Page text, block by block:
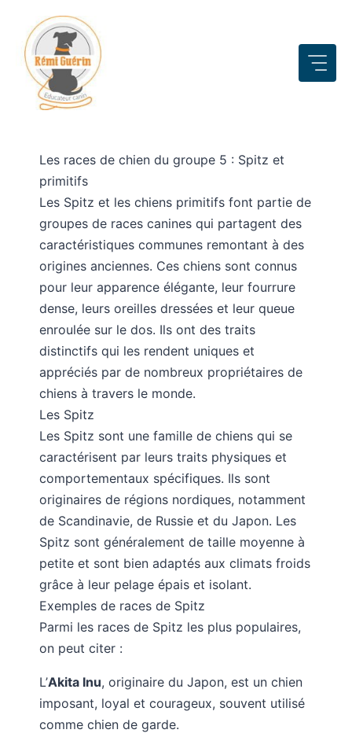
contenu
Les races de chien du groupe 5 : Spitz et
primitifs
Les Spitz et les chiens primitifs font partie de
groupes de races canines qui partagent des
caractéristiques communes remontant à des
origines anciennes. Ces chiens sont connus
pour leur apparence élégante, leur fourrure
dense, leurs oreilles dressées et leur queue
enroulée sur le dos. Ils ont des traits
distinctifs qui les rendent uniques et
appréciés par de nombreux propriétaires de
chiens à travers le monde.
Les Spitz
Les Spitz sont une famille de chiens qui se
caractérisent par leurs traits physiques et
comportementaux spécifiques. Ils sont
originaires de régions nordiques, notamment
de Scandinavie, de Russie et du Japon. Les
Spitz sont généralement de taille moyenne à
petite et sont bien adaptés aux climats froids
grâce à leur pelage épais et isolant.
Exemples de races de Spitz
Parmi les races de Spitz les plus populaires,
on peut citer :
L’Akita Inu, originaire du Japon, est un chien
imposant, loyal et courageux, souvent utilisé
comme chien de garde.